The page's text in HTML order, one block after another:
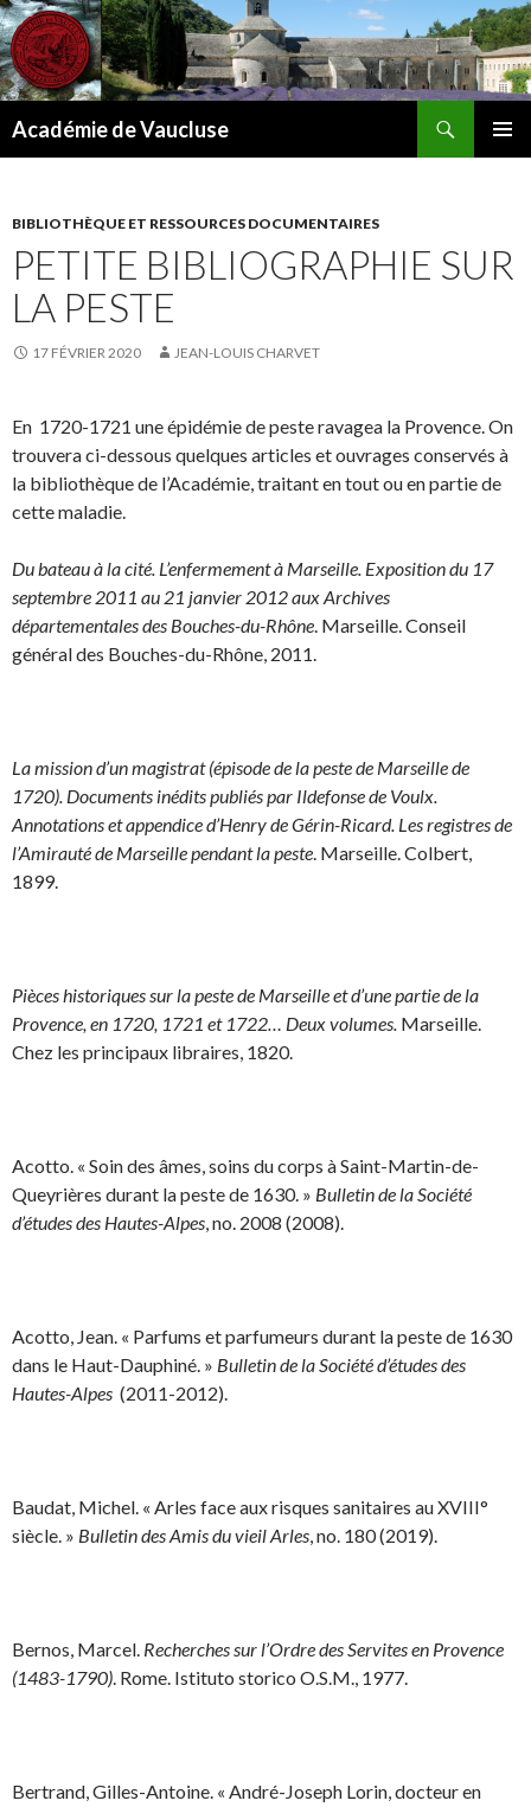
Académie de Vaucluse
BIBLIOTHÈQUE ET RESSOURCES DOCUMENTAIRES
PETITE BIBLIOGRAPHIE SUR
LA PESTE
17 FÉVRIER 2020 JEAN-LOUIS CHARVET
En 1720-1721 une épidémie de peste ravagea la Provence. On
trouvera ci-dessous quelques articles et ouvrages conservés à
la bibliothèque de l’Académie, traitant en tout ou en partie de
cette maladie.
Du bateau à la cité. L’enfermement à Marseille. Exposition du 17
septembre 2011 au 21 janvier 2012 aux Archives
départementales des Bouches-du-Rhône. Marseille. Conseil
général des Bouches-du-Rhône, 2011.
La mission d’un magistrat (épisode de la peste de Marseille de
1720). Documents inédits publiés par Ildefonse de Voulx.
Annotations et appendice d’Henry de Gérin-Ricard. Les registres de
l’Amirauté de Marseille pendant la peste. Marseille. Colbert,
1899.
Pièces historiques sur la peste de Marseille et d’une partie de la
Provence, en 1720, 1721 et 1722… Deux volumes. Marseille.
Chez les principaux libraires, 1820.
Acotto. « Soin des âmes, soins du corps à Saint-Martin-de-
Queyrières durant la peste de 1630. » Bulletin de la Société
d’études des Hautes-Alpes, no. 2008 (2008).
Acotto, Jean. « Parfums et parfumeurs durant la peste de 1630
dans le Haut-Dauphiné. » Bulletin de la Société d’études des
Hautes-Alpes (2011-2012).
Baudat, Michel. « Arles face aux risques sanitaires au XVIII°
siècle. » Bulletin des Amis du vieil Arles, no. 180 (2019).
Bernos, Marcel. Recherches sur l’Ordre des Servites en Provence
(1483-1790). Rome. Istituto storico O.S.M., 1977.
Bertrand, Gilles-Antoine. « André-Joseph Lorin, docteur en